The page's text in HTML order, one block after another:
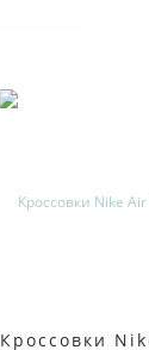
Кроссовки